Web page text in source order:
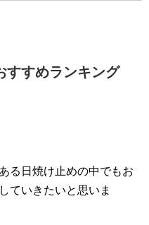
すすめランキング
る日焼け止めの中でもお
ていきたいと思いま